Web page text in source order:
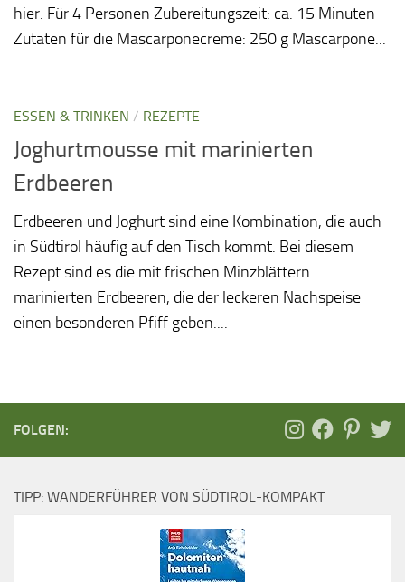
hier. Für 4 Personen Zubereitungszeit: ca. 15 Minuten
Zutaten für die Mascarponecreme: 250 g Mascarpone...
ESSEN & TRINKEN / REZEPTE
Joghurtmousse mit marinierten
Erdbeeren
Erdbeeren und Joghurt sind eine Kombination, die auch
in Südtirol häufig auf den Tisch kommt. Bei diesem
Rezept sind es die mit frischen Minzblättern
marinierten Erdbeeren, die der leckeren Nachspeise
einen besonderen Pfiff geben....
FOLGEN:
TIPP: WANDERFÜHRER VON SÜDTIROL-KOMPAKT